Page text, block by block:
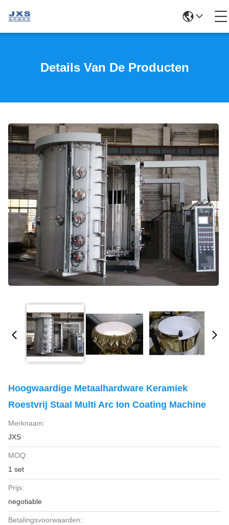
Details Van De Producten
Hoogwaardige Metaalhardware Keramiek
Roestvrij Staal Multi Arc Ion Coating Machine
Merknaam:
JXS
MOQ:
1 set
Prijs:
negotiable
Betalingsvoorwaarden: